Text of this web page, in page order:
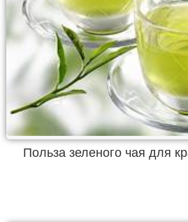
Польза зеленого чая для